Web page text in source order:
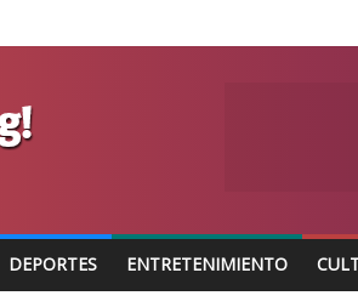
DEPORTES ENTRETENIMIENTO